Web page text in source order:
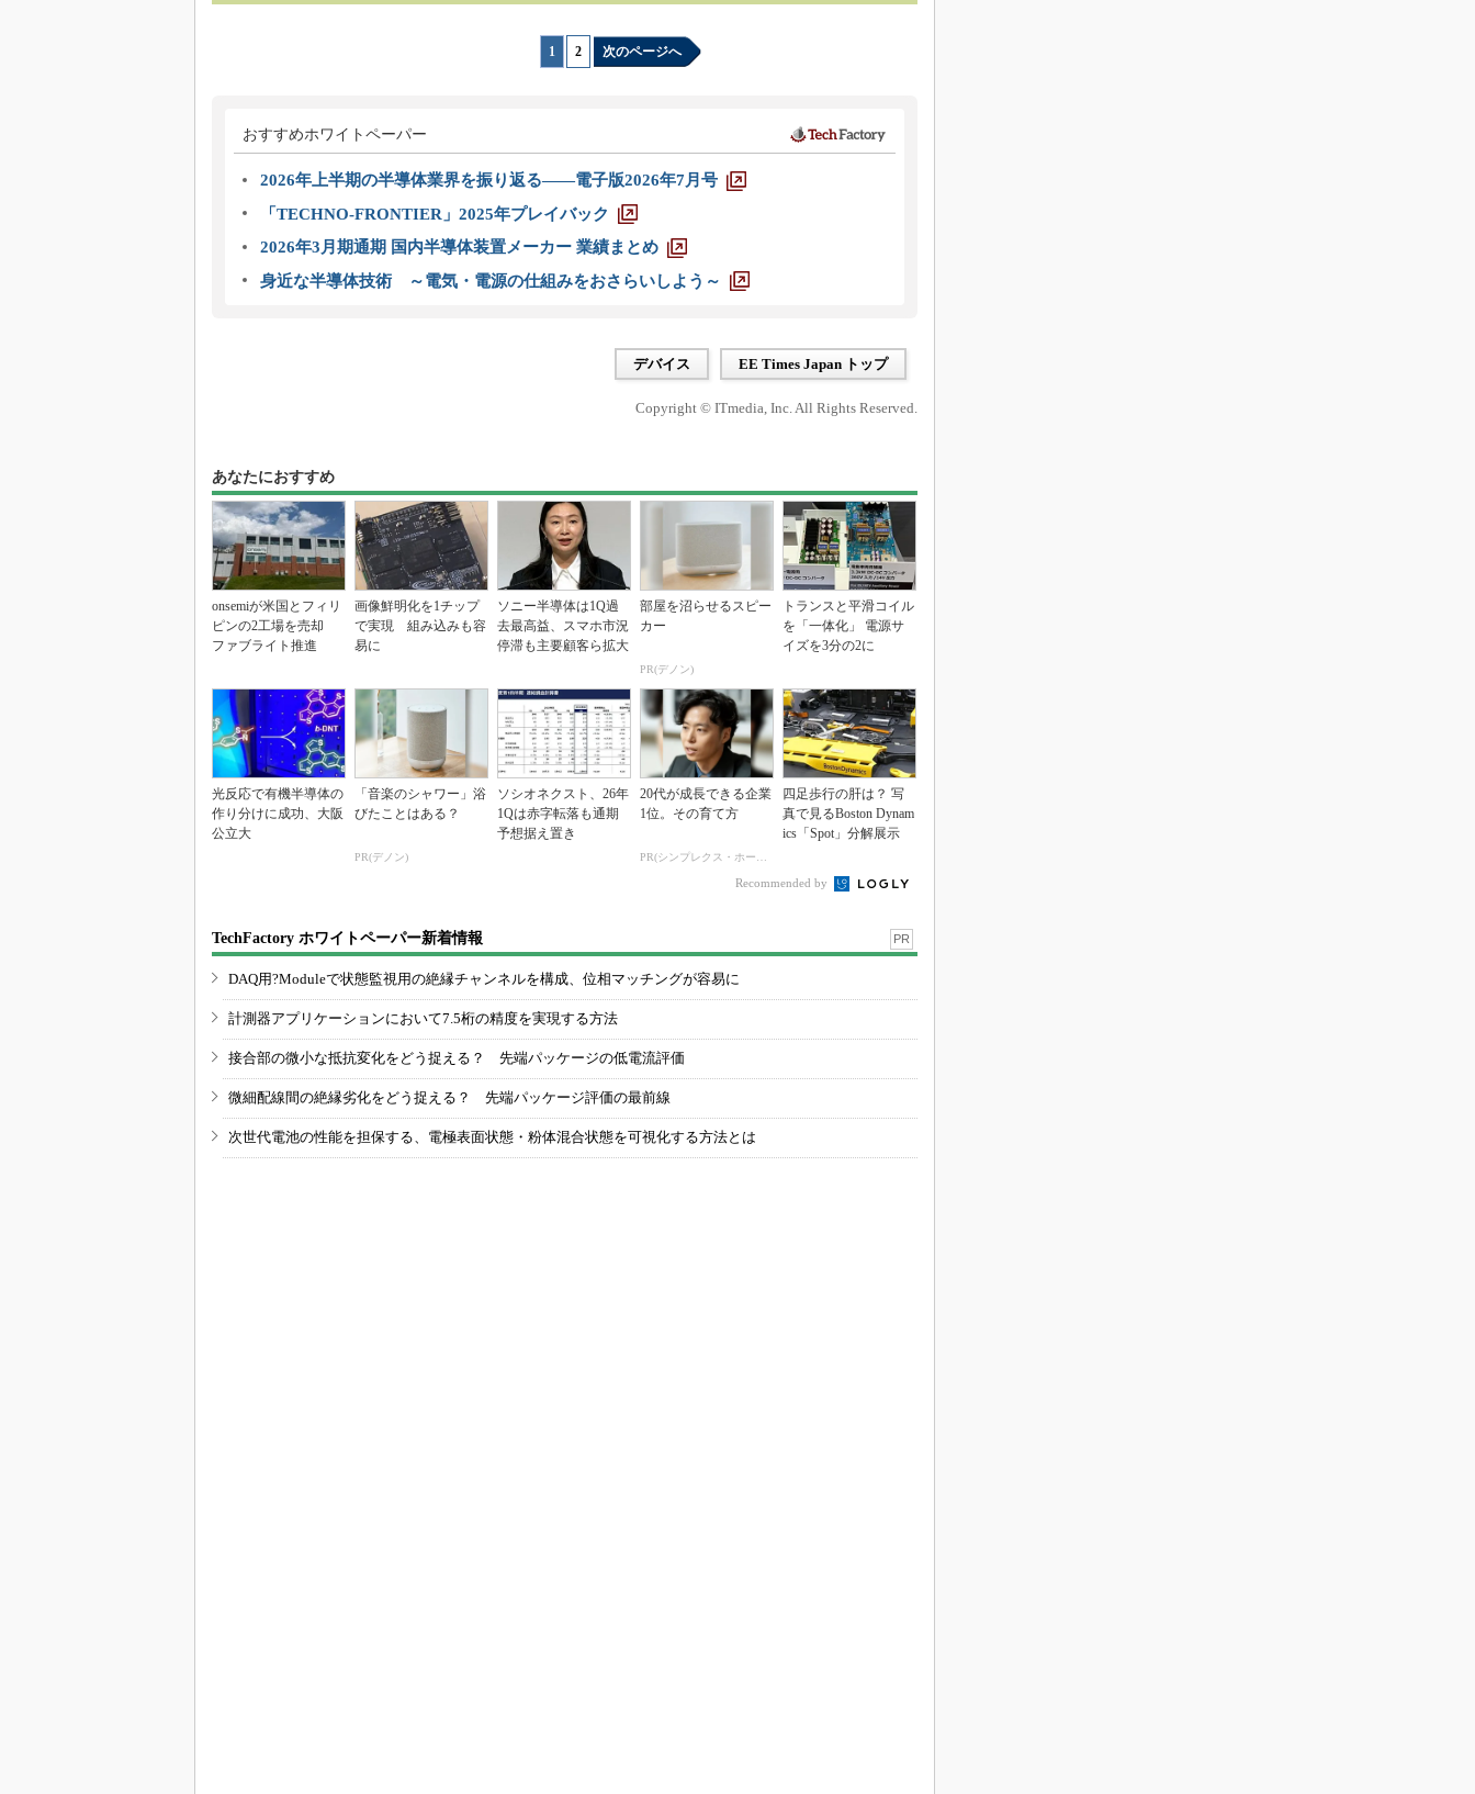
1 2 次のページへ
おすすめホワイトペーパー
2026年上半期の半導体業界を振り返る――電子版2026年7月号
「TECHNO-FRONTIER」2025年プレイバック
2026年3月期通期 国内半導体装置メーカー 業績まとめ
身近な半導体技術 ～電気・電源の仕組みをおさらいしよう～
デバイス EE Times Japan トップ
Copyright © ITmedia, Inc. All Rights Reserved.
あなたにおすすめ
onsemiが米国とフィリ
ピンの2工場を売却
ファブライト推進
画像鮮明化を1チップ
で実現 組み込みも容
易に
ソニー半導体は1Q過
去最高益、スマホ市況
停滞も主要顧客ら拡大
部屋を沼らせるスピー
カー
PR(デノン)
トランスと平滑コイル
を「一体化」 電源サ
イズを3分の2に
光反応で有機半導体の
作り分けに成功、大阪
公立大
「音楽のシャワー」浴
びたことはある？
PR(デノン)
ソシオネクスト、26年
1Qは赤字転落も通期
予想据え置き
20代が成長できる企業
1位。その育て方
PR(シンプレクス・ホールディングス)
四足歩行の肝は？ 写
真で見るBoston Dynam
ics「Spot」分解展示
Recommended by
TechFactory ホワイトペーパー新着情報 PR
DAQ用?Moduleで状態監視用の絶縁チャンネルを構成、位相マッチングが容易に
計測器アプリケーションにおいて7.5桁の精度を実現する方法
接合部の微小な抵抗変化をどう捉える？ 先端パッケージの低電流評価
微細配線間の絶縁劣化をどう捉える？ 先端パッケージ評価の最前線
次世代電池の性能を担保する、電極表面状態・粉体混合状態を可視化する方法とは